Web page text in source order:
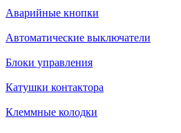
Аварийные кнопки
Автоматические выключатели
Блоки управления
Катушки контактора
Клеммные колодки